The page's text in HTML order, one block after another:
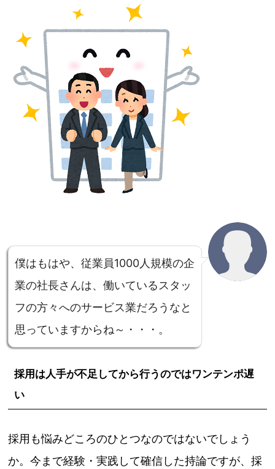
僕はもはや、従業員1000人規模の企
業の社長さんは、働いているスタッ
フの方々へのサービス業だろうなと
思っていますからね～・・・。
採用は人手が不足してから行うのではワンテンポ遅
い
採用も悩みどころのひとつなのではないでしょう
か。今まで経験・実践して確信した持論ですが、採